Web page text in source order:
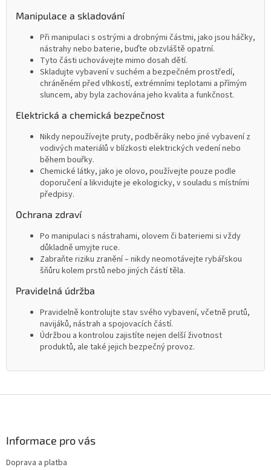
Manipulace a skladování
Při manipulaci s ostrými a drobnými částmi, jako jsou háčky,
nástrahy nebo baterie, buďte obzvláště opatrní.
Tyto části uchovávejte mimo dosah dětí.
Skladujte vybavení v suchém a bezpečném prostředí,
chráněném před vlhkostí, extrémními teplotami a přímým
sluncem, aby byla zachována jeho kvalita a funkčnost.
Elektrická a chemická bezpečnost
Nikdy nepoužívejte pruty, podběráky nebo jiné vybavení z
vodivých materiálů v blízkosti elektrických vedení nebo
během bouřky.
Chemické látky, jako je olovo, používejte pouze podle
doporučení a likvidujte je ekologicky, v souladu s místními
předpisy.
Ochrana zdraví
Po manipulaci s nástrahami, olovem či bateriemi si vždy
důkladně umyjte ruce.
Zabraňte riziku zranění – nikdy neomotávejte rybářskou
šňůru kolem prstů nebo jiných částí těla.
Pravidelná údržba
Pravidelně kontrolujte stav svého vybavení, včetně prutů,
navijáků, nástrah a spojovacích částí.
Údržbou a kontrolou zajistíte nejen delší životnost
produktů, ale také jejich bezpečný provoz.
Informace pro vás
Doprava a platba